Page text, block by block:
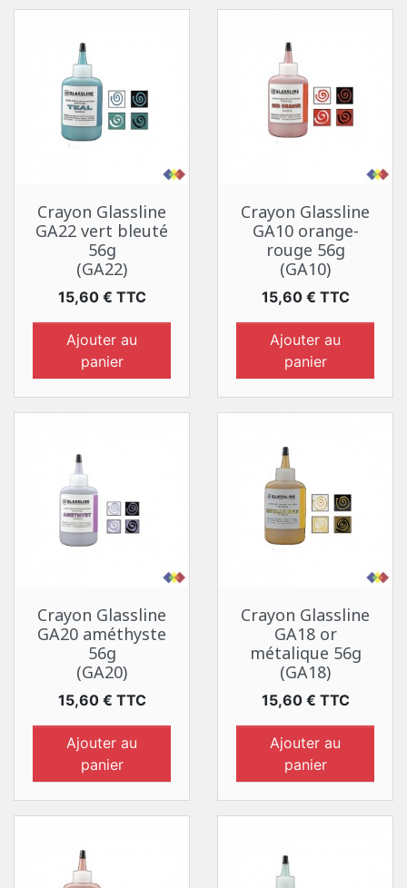
Crayon Glassline
GA22 vert bleuté
56g
(GA22)
Prix
15,60 € TTC
Ajouter au
panier
Crayon Glassline
GA10 orange-
rouge 56g
(GA10)
Prix
15,60 € TTC
Ajouter au
panier
Crayon Glassline
GA20 améthyste
56g
(GA20)
Prix
15,60 € TTC
Ajouter au
panier
Crayon Glassline
GA18 or
métalique 56g
(GA18)
Prix
15,60 € TTC
Ajouter au
panier